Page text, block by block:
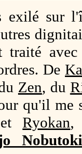
exilé sur
traité
De
Zen, du
qu'il me
Ryokan,
Nobutoki